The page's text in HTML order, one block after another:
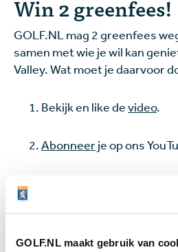
GOLF.NL maakt gebruik van
Win 2 greenfees!
GOLF.NL mag 2 greenfees
samen met wie je wil kan
Valley. Wat moet je daarvoor
Bekijk en like devideo.
Abonneerje op ons
Beantwoord de vraag
en geef je antwoord in